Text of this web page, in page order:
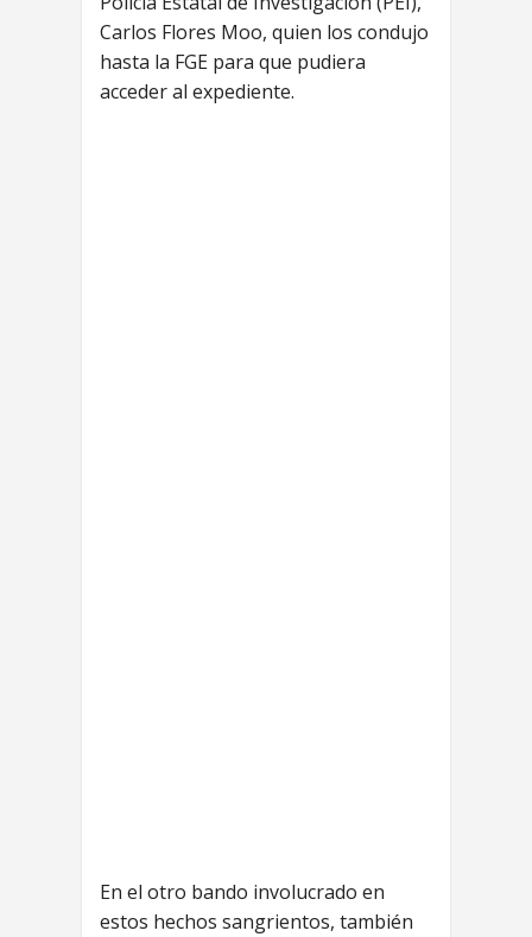
Carlos Flores Moo, quien los condujo
hasta la FGE para que pudiera
acceder al expediente.
En el otro bando involucrado en
estos hechos sangrientos, también